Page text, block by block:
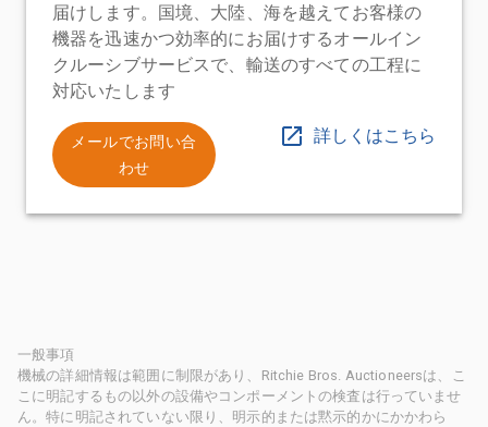
届けします。国境、大陸、海を越えてお客様の
機器を迅速かつ効率的にお届けするオールイン
クルーシブサービスで、輸送のすべての工程に
対応いたします
メールでお問い合
わせ
詳しくはこちら
一般事項
機械の詳細情報は範囲に制限があり、Ritchie Bros. Auctioneersは、こ
こに明記するもの以外の設備やコンポーメントの検査は行っていませ
ん。特に明記されていない限り、明示的または黙示的かにかかわら